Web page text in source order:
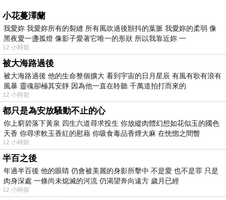
小花蔓澤蘭
我愛妳 我愛妳所有的裂縫 所有風吹過後顫抖的葉脈 我愛妳的柔弱 像
黑夜愛一盞孤燈 像影子愛著它唯一的形狀 所以我靠近妳 一
12 小時前
被大海路過後
被大海路過後 他的生命整個擴大 看到宇宙的日月星辰 有風有歌有浪有
風暴 靈魂卻極其安靜 因為他一直在聆聽 千萬道拍打而來的
12 小時前
都只是為安放騷動不止的心
你上窮碧落下黃泉 四生六道尋求投生 你放縱肉體幻想如花似玉的國色
天香 你尋求軟玉香紅的慰藉 你吸食毒品香煙大麻 在恍惚之間瞥
12 小時前
半百之後
年過半百後 他的眼睛 仍會被美麗的身影所擊中 不是愛 也不是罪 只是
肉身深處 一條尚未熄滅的河流 仍渴望奔向遠方 歲月已經
12 小時前